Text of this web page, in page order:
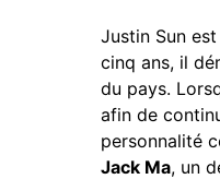
Justin Sun
cinq ans, il
du pays.
afin de
personnalité
Jack Ma, un